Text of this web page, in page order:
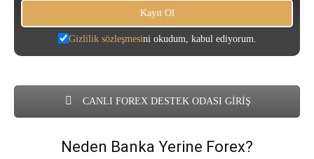
Gizlilik sözleşmesini okudum, kabul ediyorum.
CANLI FOREX DESTEK ODASI GİRİŞ
Neden Banka Yerine Forex?